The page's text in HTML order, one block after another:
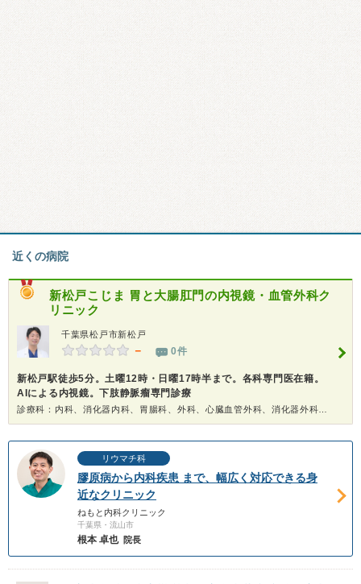
近くの病院
新松戸こじま 胃と大腸肛門の内視鏡・血管外科ク
リニック
千葉県松戸市新松戸
－ 0件
新松戸駅徒歩5分。土曜12時・日曜17時半まで。各科専門医在籍。
AIによる内視鏡。下肢静脈瘤専門診療
リウマチ科
膠原病から内科疾患 まで、幅広く対応できる身
近なクリニック
ねもと内科クリニック
千葉県・流山市
根本 卓也 院長